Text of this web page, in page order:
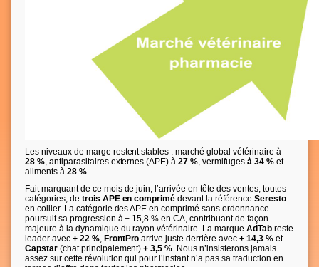
Les niveaux de marge restent stables : marché global vétérinaire à
28 %, antiparasitaires externes (APE) à27 % , vermifuges à 34 %et
aliments à 28 %.
Fait marquant de ce mois de juin, l’arrivée en tête des ventes, toutes
catégories, de trois APE en comprimé devant la référence Seresto
en collier. La catégorie des APE en comprimé sans ordonnance
poursuit sa progression à + 15,8 % en CA, contribuant de façon
majeure à la dynamique du rayon vétérinaire. La marque AdTabreste
leader avec + 22 %, FrontPro arrive juste derrière avec + 14,3 %et
Capstar(chat principalement)+ 3,5 % . Nous n’insisterons jamais
assez sur cette révolution qui pour l’instant n’a pas sa traduction en